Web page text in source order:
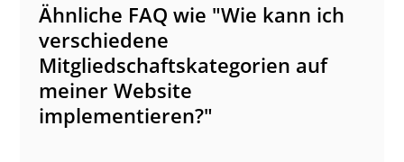
Ähnliche FAQ wie "Wie kann ich
verschiedene
Mitgliedschaftskategorien auf
meiner Website
implementieren?"